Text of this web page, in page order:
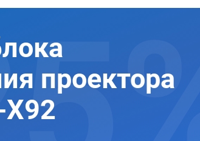
проектора
X92